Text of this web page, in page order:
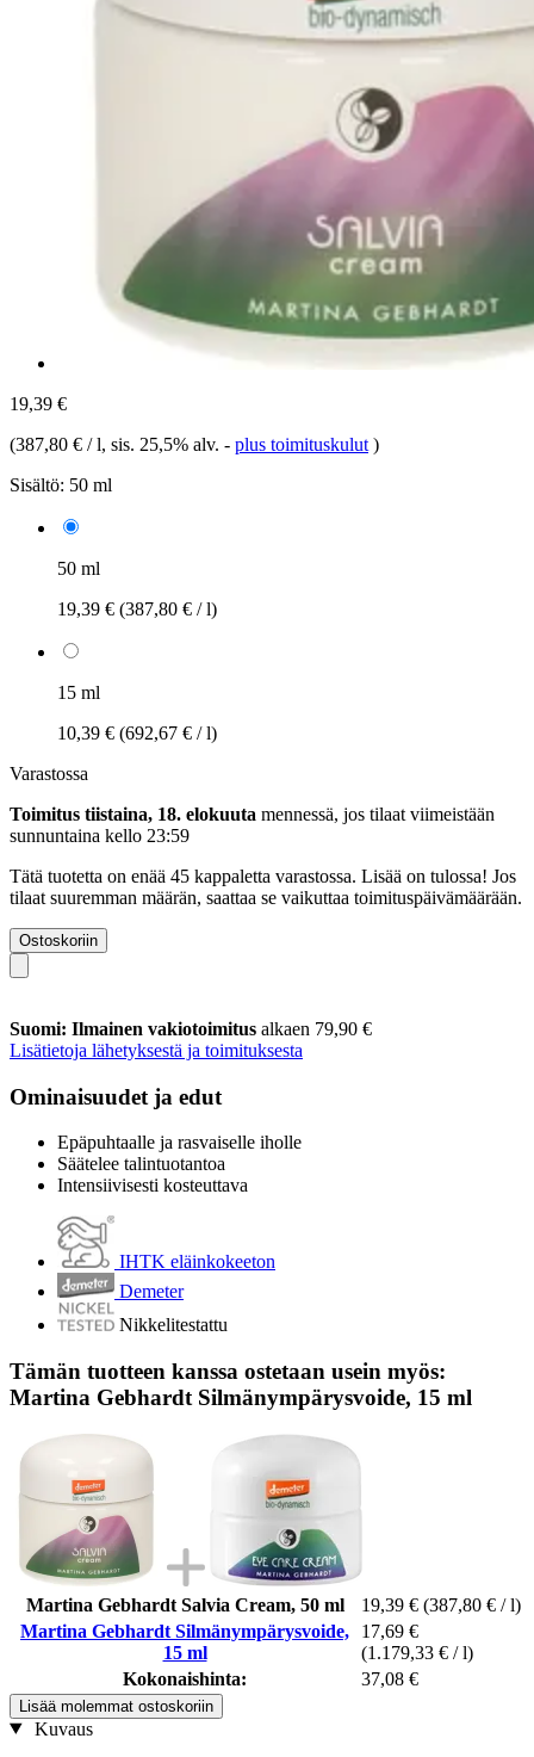
19,39 €
(387,80 € / l, sis. 25,5% alv. - plus toimituskulut )
Sisältö: 50 ml
50 ml
19,39 € (387,80 € / l)
15 ml
10,39 € (692,67 € / l)
Varastossa
Toimitus tiistaina, 18. elokuuta mennessä, jos tilaat viimeistään
sunnuntaina kello 23:59
Tätä tuotetta on enää 45 kappaletta varastossa. Lisää on tulossa! Jos
tilaat suuremman määrän, saattaa se vaikuttaa toimituspäivämäärään.
Ostoskoriin
Suomi: Ilmainen vakiotoimitus alkaen 79,90 €
Lisätietoja lähetyksestä ja toimituksesta
Ominaisuudet ja edut
Epäpuhtaalle ja rasvaiselle iholle
Säätelee talintuotantoa
Intensiivisesti kosteuttava
IHTK eläinkokeeton
Demeter
Nikkelitestattu
Tämän tuotteen kanssa ostetaan usein myös:
Martina Gebhardt Silmänympärysvoide, 15 ml
Martina Gebhardt Salvia Cream, 50 ml 19,39 € (387,80 € / l)
Martina Gebhardt Silmänympärysvoide,
15 ml
17,69 €
(1.179,33 € / l)
Kokonaishinta:
37,08 €
Lisää molemmat ostoskoriin
Kuvaus